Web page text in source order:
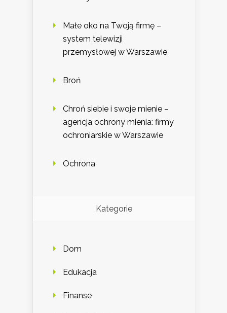
Małe oko na Twoją firmę –
system telewizji
przemysłowej w Warszawie
Broń
Chroń siebie i swoje mienie –
agencja ochrony mienia: firmy
ochroniarskie w Warszawie
Ochrona
Kategorie
Dom
Edukacja
Finanse